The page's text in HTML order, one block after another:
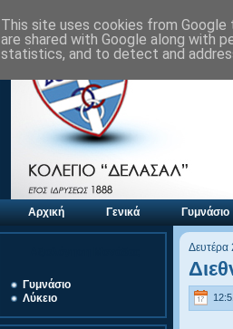
Αρχική Γενικά Γυμνάσιο
Γυμνάσιο
Λύκειο
Δευτέρα
This site uses cookies from
are shared with Google along with
statistics, and to detect and